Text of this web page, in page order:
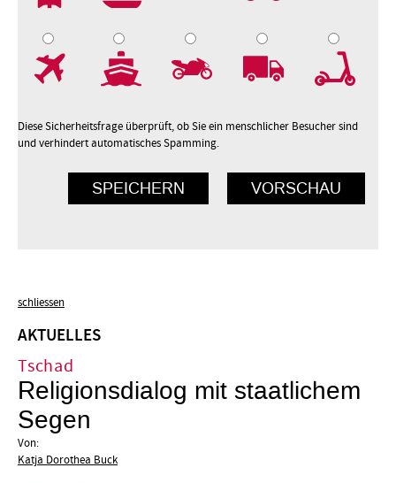
Diese Sicherheitsfrage überprüft, ob Sie ein menschlicher Besucher sind
und verhindert automatisches Spamming.
schliessen
AKTUELLES
Tschad
Religionsdialog mit staatlichem
Segen
Von:
Katja Dorothea Buck